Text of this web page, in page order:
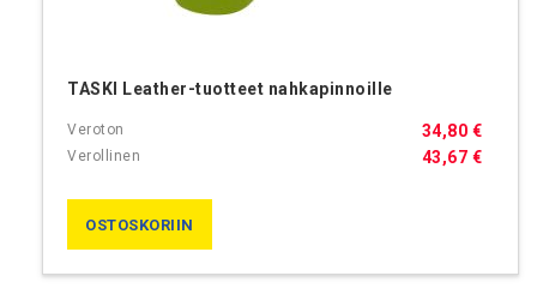
TASKI Leather-tuotteet nahkapinnoille
43,67 €
34,80 €
OSTOSKORIIN